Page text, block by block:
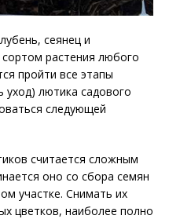
сеянец и
растения любого
пройти все этапы
уход) лютика садового
следующей
считается сложным
оно со сбора семян
участке. Снимать их
цветков, наиболее полно